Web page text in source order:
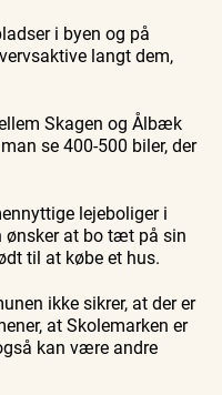
i byen og på
langt dem,
Skagen og Ålbæk
se 400-500 biler, der
lejeboliger i
ønsker at bo tæt på sin
til at købe et hus.
ikke sikrer, at der er
at Skolemarken er
kan være andre